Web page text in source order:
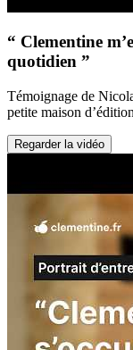
“ Clementine
quotidien ”
Témoignage de
petite maison
Regarder la vidéo